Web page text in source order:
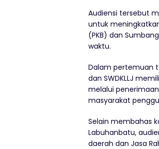
Audiensi tersebut
untuk
(PKB) dan
waktu.
Dalam pertemuan
dan SWDKLLJ
melalui
masyarakat
Selain membahas
Labuhanbatu,
daerah dan Jasa